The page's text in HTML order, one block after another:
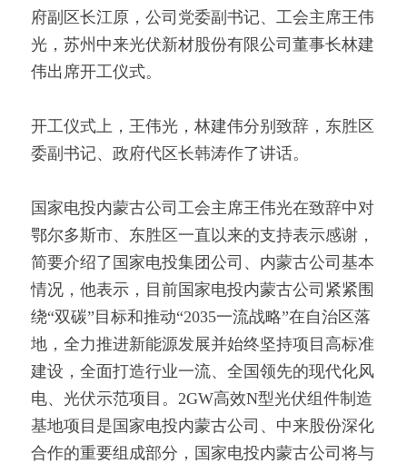
府副区长江原，公司党委副书记、工会主席王伟
光，苏州中来光伏新材股份有限公司董事长林建
伟出席开工仪式。
开工仪式上，王伟光，林建伟分别致辞，东胜区
委副书记、政府代区长韩涛作了讲话。
国家电投内蒙古公司工会主席王伟光在致辞中对
鄂尔多斯市、东胜区一直以来的支持表示感谢，
简要介绍了国家电投集团公司、内蒙古公司基本
情况，他表示，目前国家电投内蒙古公司紧紧围
绕“双碳”目标和推动“2035一流战略”在自治区落
地，全力推进新能源发展并始终坚持项目高标准
建设，全面打造行业一流、全国领先的现代化风
电、光伏示范项目。2GW高效N型光伏组件制造
基地项目是国家电投内蒙古公司、中来股份深化
合作的重要组成部分，国家电投内蒙古公司将与